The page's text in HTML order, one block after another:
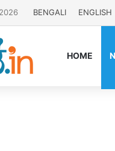
BENGALI ENGLISH
HOME